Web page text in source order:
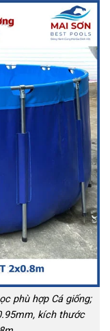
phù hợp Cá giống;
kích thước